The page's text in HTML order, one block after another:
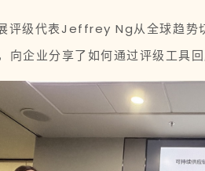
级代表Jeffrey Ng从全球趋
企业分享了如何通过评级工具回